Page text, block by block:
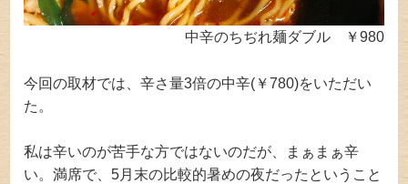
中辛のちぢれ麺ダブル ￥980
今回の取材では、辛さ量3倍の中辛(￥780)をいただい
た。
私は辛いのが苦手な方ではないのだが、まぁまぁ辛
い。満席で、5月末の比較的暑めの夜だったということ